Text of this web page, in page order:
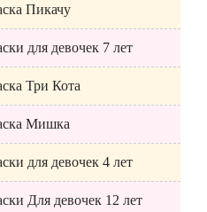
Пикачу
для девочек 7 лет
Три Кота
Мишка
для девочек 4 лет
Для девочек 12 лет